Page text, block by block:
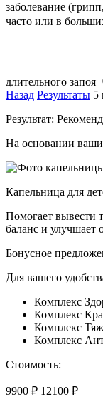
заболевание
часто или в
длительного запоя
Назад Результаты 5
Результат:
На основании
Капельница для
Помогает вывести
баланс и улучшает
Бонусное
Для вашего
Комплекс
Комплекс
Комплекс
Комплекс
Стоимость:
9900 ₽ 12100 ₽